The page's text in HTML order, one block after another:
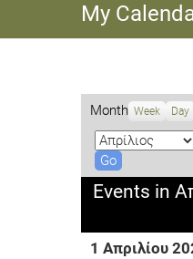
My
Month Week Day
M
o
n
t
Events in
1 Απριλίου